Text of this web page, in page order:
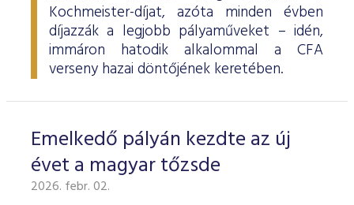
Kochmeister-díjat, azóta minden évben
díjazzák a legjobb pályaműveket – idén,
immáron hatodik alkalommal a CFA
verseny hazai döntőjének keretében.
Emelkedő pályán kezdte az új
évet a magyar tőzsde
2026. febr. 02.